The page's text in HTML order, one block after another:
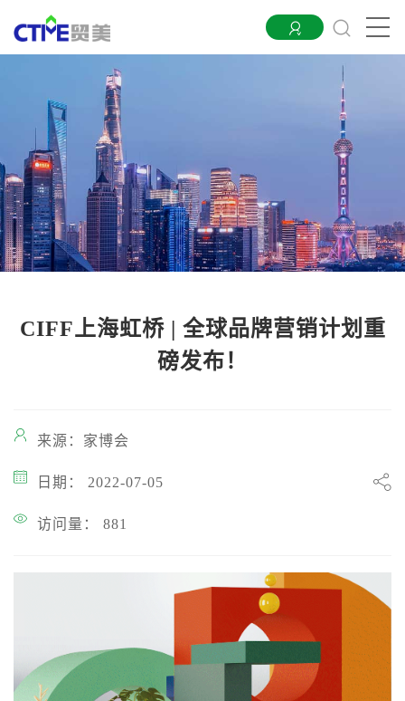
CIFF上海虹桥 | 全球品牌营销计划重
磅发布！
来源：家博会
日期： 2022-07-05
访问量： 881